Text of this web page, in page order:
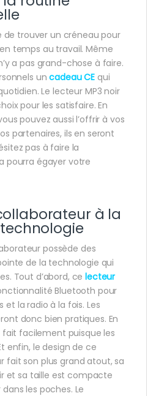
de trouver un créneau pour
temps au travail. Même
a pas grand-chose à faire.
uncadeau CE qui
Le lecteur MP3 noir
pour les satisfaire. En
pouvez aussi l’offrir à vos
partenaires, ils en seront
pas à faire la
pourra égayer votre
à la
possède des
de la technologie qui
Tout d’abord, celecteur
Bluetooth pour
et la radio à la fois. Les
donc bien pratiques. En
fait facilement puisque les
enfin, le design de ce
fait son plus grand atout, sa
et sa taille est compacte
les poches. Le